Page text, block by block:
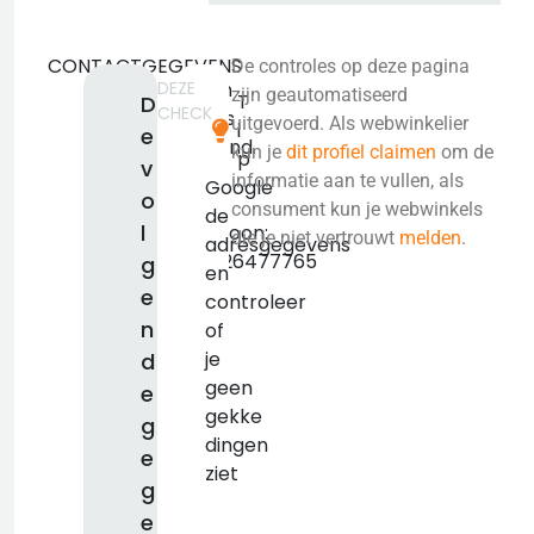
CONTACTGEGEVENS
D
e
v
o
l
g
e
n
d
e
g
e
g
e
Geen
adres
bekend.
KVK:
false
Telefoon:
+31626477765
T
i
p
Google
de
adresgegevens
en
controleer
of
je
geen
gekke
dingen
ziet
DEZE
CHECK
De controles op deze pagina
zijn geautomatiseerd
uitgevoerd. Als webwinkelier
kun je dit profiel claimen om de
informatie aan te vullen, als
consument kun je webwinkels
die je niet vertrouwt melden.